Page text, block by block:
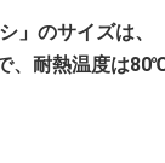
」のサイズは、
、耐熱温度は80℃